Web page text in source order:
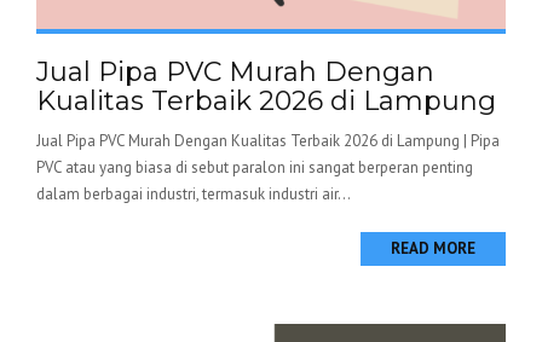
Jual Pipa PVC Murah Dengan
Kualitas Terbaik 2026 di Lampung
Jual Pipa PVC Murah Dengan Kualitas Terbaik 2026 di Lampung | Pipa
PVC atau yang biasa di sebut paralon ini sangat berperan penting
dalam berbagai industri, termasuk industri air...
READ MORE